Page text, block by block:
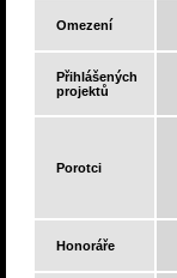
Omezení
Přihlášených
projektů
Porotci
Honoráře